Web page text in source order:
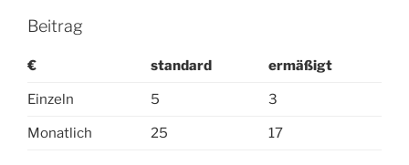
Beitrag
€ standard ermäßigt
Einzeln 5 3
Monatlich 25 17